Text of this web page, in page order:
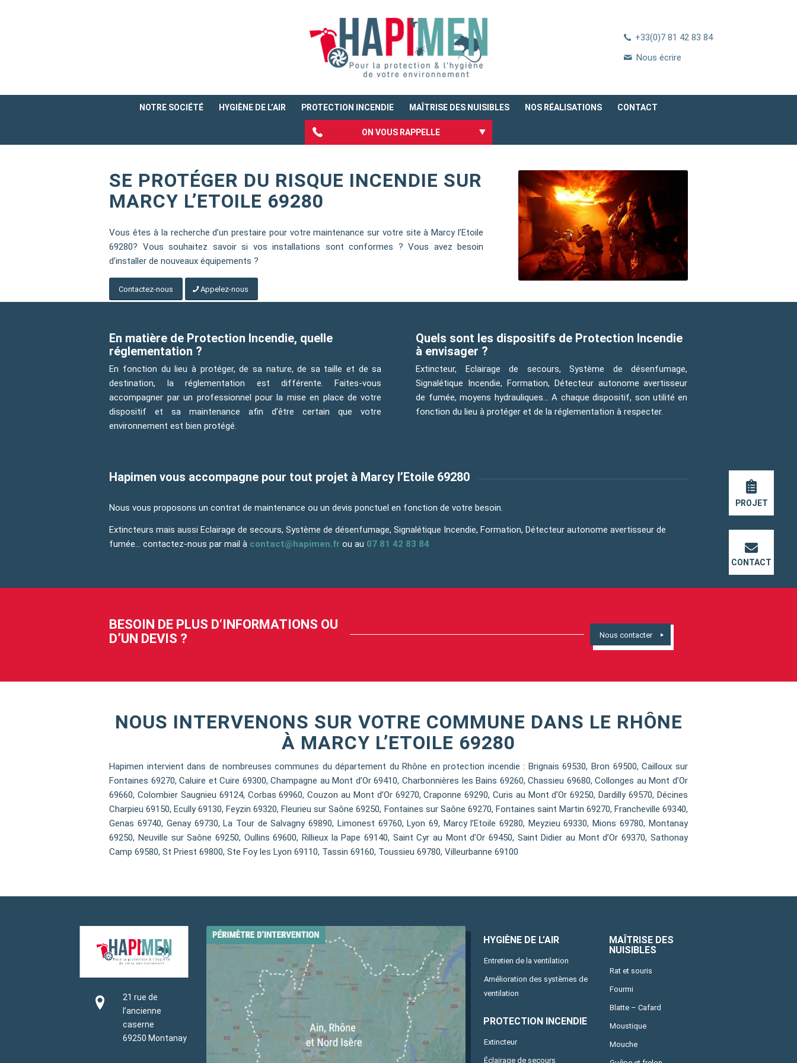
+33(0)7 81 42 83 84
Nous écrire
NOTRE SOCIÉTÉ HYGIÈNE DE L’AIR PROTECTION INCENDIE MAÎTRISE DES NUISIBLES NOS RÉALISATIONS CONTACT
ON VOUS RAPPELLE
PROJET
CONTACT
SE PROTÉGER DU RISQUE INCENDIE SUR
MARCY L’ETOILE 69280
Vous êtes à la recherche d’un prestaire pour votre maintenance sur votre site à Marcy l’Etoile
69280? Vous souhaitez savoir si vos installations sont conformes ? Vous avez besoin
d’installer de nouveaux équipements ?
Contactez-nous Appelez-nous
En matière de Protection Incendie, quelle
réglementation ?
En fonction du lieu à protéger, de sa nature, de sa taille et de sa
destination, la réglementation est différente. Faites-vous
accompagner par un professionnel pour la mise en place de votre
dispositif et sa maintenance afin d’être certain que votre
environnement est bien protégé.
Quels sont les dispositifs de Protection Incendie
à envisager ?
Extincteur, Eclairage de secours, Système de désenfumage,
Signalétique Incendie, Formation, Détecteur autonome avertisseur
de fumée, moyens hydrauliques… A chaque dispositif, son utilité en
fonction du lieu à protéger et de la réglementation à respecter.
Hapimen vous accompagne pour tout projet à Marcy l’Etoile 69280
Nous vous proposons un contrat de maintenance ou un devis ponctuel en fonction de votre besoin.
Extincteurs mais aussi Eclairage de secours, Système de désenfumage, Signalétique Incendie, Formation, Détecteur autonome avertisseur de
fumée… contactez-nous par mail à contact@hapimen.fr ou au 07 81 42 83 84
BESOIN DE PLUS D‘INFORMATIONS OU
D’UN DEVIS ?
Nous contacter
NOUS INTERVENONS SUR VOTRE COMMUNE DANS LE RHÔNE
À MARCY L’ETOILE 69280
Hapimen intervient dans de nombreuses communes du département du Rhône en protection incendie : Brignais 69530, Bron 69500, Cailloux sur
Fontaines 69270, Caluire et Cuire 69300, Champagne au Mont d’Or 69410, Charbonnières les Bains 69260, Chassieu 69680, Collonges au Mont d’Or
69660, Colombier Saugnieu 69124, Corbas 69960, Couzon au Mont d’Or 69270, Craponne 69290, Curis au Mont d’Or 69250, Dardilly 69570, Décines
Charpieu 69150, Ecully 69130, Feyzin 69320, Fleurieu sur Saône 69250, Fontaines sur Saône 69270, Fontaines saint Martin 69270, Francheville 69340,
Genas 69740, Genay 69730, La Tour de Salvagny 69890, Limonest 69760, Lyon 69, Marcy l’Etoile 69280, Meyzieu 69330, Mions 69780, Montanay
69250, Neuville sur Saône 69250, Oullins 69600, Rillieux la Pape 69140, Saint Cyr au Mont d’Or 69450, Saint Didier au Mont d’Or 69370, Sathonay
Camp 69580, St Priest 69800, Ste Foy les Lyon 69110, Tassin 69160, Toussieu 69780, Villeurbanne 69100
21 rue de
l’ancienne
caserne
69250 Montanay
HYGIÈNE DE L’AIR
Entretien de la ventilation
Amélioration des systèmes de
ventilation
PROTECTION INCENDIE
Extincteur
Éclairage de secours
MAÎTRISE DES
NUISIBLES
Rat et souris
Fourmi
Blatte – Cafard
Moustique
Mouche